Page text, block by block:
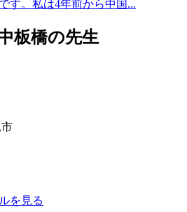
す。私は4年前から中国...
板橋の先生
を見る